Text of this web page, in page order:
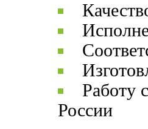
Работу
России